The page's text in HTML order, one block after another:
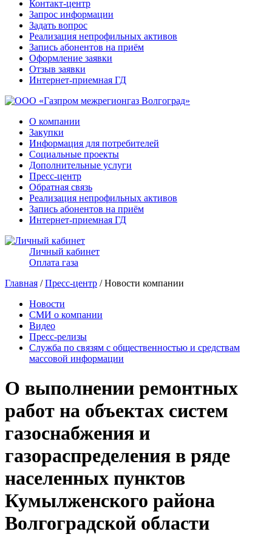
Контакт-центр
Запрос информации
Задать вопрос
Реализация непрофильных активов
Запись абонентов на приём
Оформление заявки
Отзыв заявки
Интернет-приемная ГД
О компании
Закупки
Информация для потребителей
Социальные проекты
Дополнительные услуги
Пресс-центр
Обратная связь
Реализация непрофильных активов
Запись абонентов на приём
Интернет-приемная ГД
Личный кабинет
Оплата газа
Главная /Пресс-центр / Новости компании
Новости
СМИ о компании
Видео
Пресс-релизы
Служба по связям с общественностью и средствам
массовой информации
О выполнении ремонтных
работ на объектах систем
газоснабжения и
газораспределения в ряде
населенных пунктов
Кумылженского района
Волгоградской области